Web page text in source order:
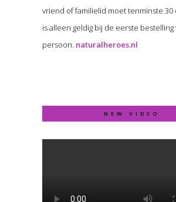
vriend of familielid moet tenminste 30
is alleen geldig bij de eerste bestelling
persoon. naturalheroes.nl
NEW VIDEO